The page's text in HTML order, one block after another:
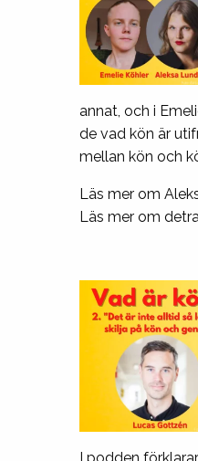
annat, och i
de vad kön är
mellan kön och
Läs mer om
Läs mer om